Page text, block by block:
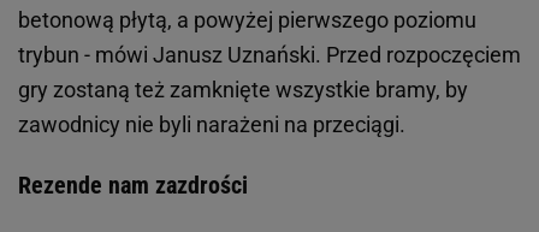
betonową płytą, a powyżej pierwszego poziomu
trybun - mówi Janusz Uznański. Przed rozpoczęciem
gry zostaną też zamknięte wszystkie bramy, by
zawodnicy nie byli narażeni na przeciągi.
Rezende nam zazdrości